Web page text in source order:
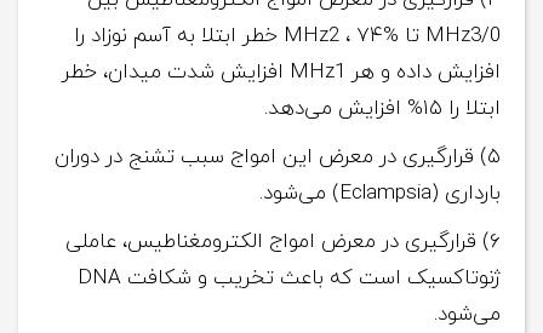
MHz3/0 تا MHz2 ، ۷۴% خطر ابتلا به آسم نوزاد را
افزایش داده و هر MHz1 افزایش شدت میدان، خطر
ابتلا را ۱۵% افزایش می‌دهد.
۵) قرارگیری در معرض این امواج سبب تشنج در دوران
بارداری (Eclampsia) می‌شود.
۶) قرارگیری در معرض امواج الکترومغناطیس، عاملی
ژنوتاکسیک است که باعث تخریب و شکافت DNA
می‌شود.